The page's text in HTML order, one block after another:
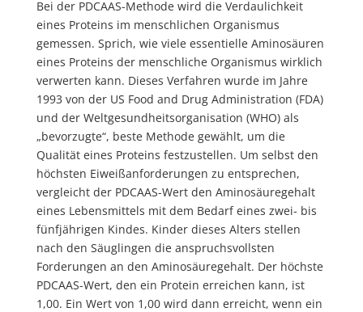
Bei der PDCAAS-Methode wird die Verdaulichkeit
eines Proteins im menschlichen Organismus
gemessen. Sprich, wie viele essentielle Aminosäuren
eines Proteins der menschliche Organismus wirklich
verwerten kann. Dieses Verfahren wurde im Jahre
1993 von der US Food and Drug Administration (FDA)
und der Weltgesundheitsorganisation (WHO) als
„bevorzugte“, beste Methode gewählt, um die
Qualität eines Proteins festzustellen. Um selbst den
höchsten Eiweißanforderungen zu entsprechen,
vergleicht der PDCAAS-Wert den Aminosäuregehalt
eines Lebensmittels mit dem Bedarf eines zwei- bis
fünfjährigen Kindes. Kinder dieses Alters stellen
nach den Säuglingen die anspruchsvollsten
Forderungen an den Aminosäuregehalt. Der höchste
PDCAAS-Wert, den ein Protein erreichen kann, ist
1,00. Ein Wert von 1,00 wird dann erreicht, wenn ein